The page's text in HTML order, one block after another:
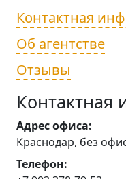
Контактная
Об агентстве
Отзывы
Контактная
Адрес офиса:
Краснодар, без
Телефон: